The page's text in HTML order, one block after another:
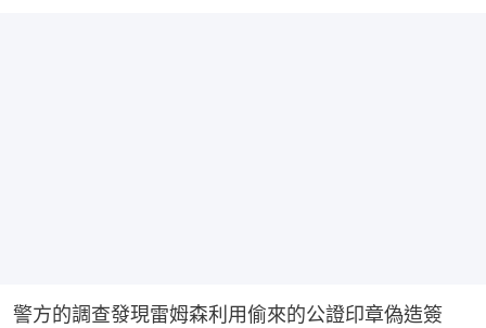
警方的調查發現雷姆森利用偷來的公證印章偽造簽